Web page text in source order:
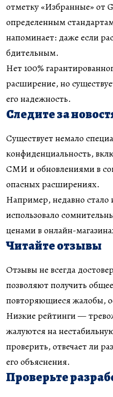
отметку «Избранные» от
определенным
напоминает: даже если
бдительным.
Нет 100%
расширение, но
его надежность.
Следите за
Существует немало
конфиденциальность,
СМИ и обновлениями в
опасных расширениях.
Например, недавно стало
использовало
ценами в онлайн-
Читайте отзывы
Отзывы не всегда
позволяют получить
повторяющиеся жалобы,
Низкие рейтинги —
жалуются на
проверить, отвечает ли
его объяснения.
Проверьте